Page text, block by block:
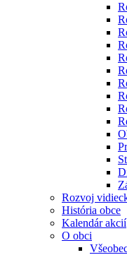
Rozvoj
História obce
Kalendár akcií
O obci